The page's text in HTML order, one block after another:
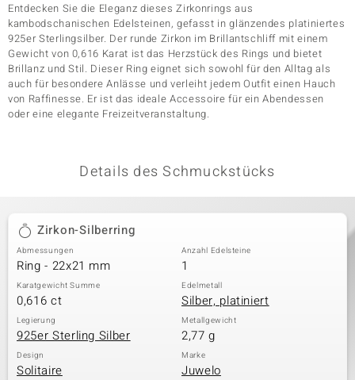
Entdecken Sie die Eleganz dieses Zirkonrings aus
kambodschanischen Edelsteinen, gefasst in glänzendes platiniertes
925er Sterlingsilber. Der runde Zirkon im Brillantschliff mit einem
Gewicht von 0,616 Karat ist das Herzstück des Rings und bietet
Brillanz und Stil. Dieser Ring eignet sich sowohl für den Alltag als
auch für besondere Anlässe und verleiht jedem Outfit einen Hauch
von Raffinesse. Er ist das ideale Accessoire für ein Abendessen
oder eine elegante Freizeitveranstaltung.
Details des Schmuckstücks
Zirkon-Silberring
Abmessungen
Ring - 22x21 mm
Anzahl Edelsteine
1
Karatgewicht Summe
0,616 ct
Edelmetall
Silber, platiniert
Legierung
925er Sterling Silber
Metallgewicht
2,77 g
Design
Solitaire
Marke
Juwelo